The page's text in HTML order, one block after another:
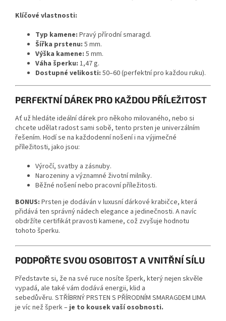
Klíčové vlastnosti:
Typ kamene: Pravý přírodní smaragd.
Šířka prstenu: 5 mm.
Výška kamene: 5 mm.
Váha šperku: 1,47 g.
Dostupné velikosti: 50–60 (perfektní pro každou ruku).
PERFEKTNÍ DÁREK PRO KAŽDOU PŘÍLEŽITOST
Ať už hledáte ideální dárek pro někoho milovaného, nebo si
chcete udělat radost sami sobě, tento prsten je univerzálním
řešením. Hodí se na každodenní nošení i na výjimečné
příležitosti, jako jsou:
Výročí, svatby a zásnuby.
Narozeniny a významné životní milníky.
Běžné nošení nebo pracovní příležitosti.
BONUS: Prsten je dodáván v luxusní dárkové krabičce, která
přidává ten správný nádech elegance a jedinečnosti. A navíc
obdržíte certifikát pravosti kamene, což zvyšuje hodnotu
tohoto šperku.
PODPOŘTE SVOU OSOBITOST A VNITŘNÍ SÍLU
Představte si, že na své ruce nosíte šperk, který nejen skvěle
vypadá, ale také vám dodává energii, klid a
sebedůvěru. STŘÍBRNÝ PRSTEN S PŘÍRODNÍM SMARAGDEM LIMA
je víc než šperk –je to kousek vaší osobnosti.